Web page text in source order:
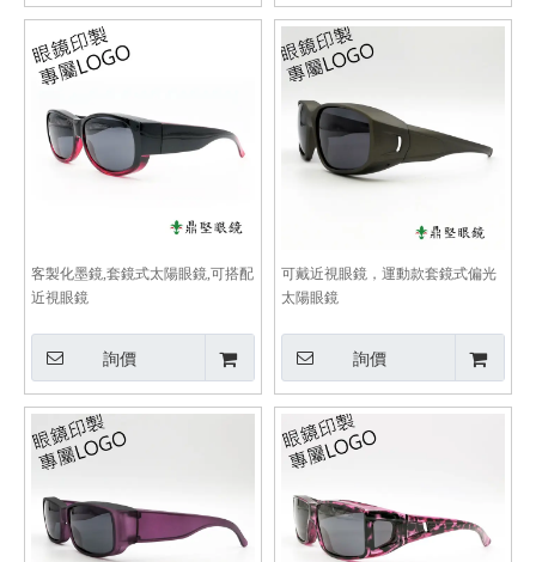
客製化墨鏡,套鏡式太陽眼鏡,可搭配
近視眼鏡
詢價
可戴近視眼鏡，運動款套鏡式偏光
太陽眼鏡
詢價